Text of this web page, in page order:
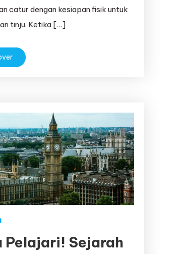
catur dengan kesiapan fisik untuk
tinju. Ketika […]
Pelajari! Sejarah